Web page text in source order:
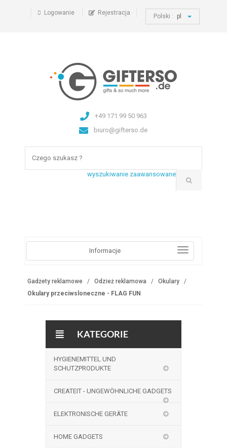
Logowanie Rejestracja Polski : pl
+49 171 99 50 963
biuro@gifterso.de
wyszukiwanie zaawansowane
Informacje
Gadżety reklamowe Odzież reklamowa
Okulary
Okulary przeciwsloneczne - FLAG FUN
KATEGORIE
HYGIENEMITTEL UND
SCHUTZPRODUKTE
CREATEIT - UNGEWÖHNLICHE GADGETS
ELEKTRONISCHE GERÄTE
HOME GADGETS